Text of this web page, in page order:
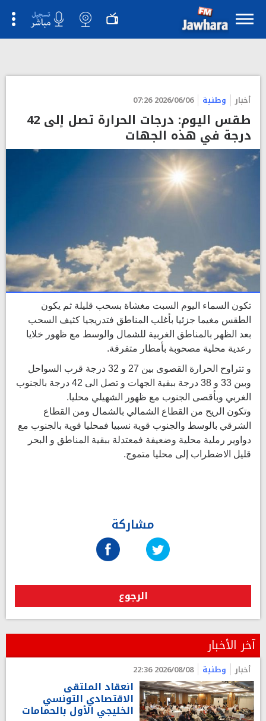
أخبار وطنية 2026/06/06 07:26
طقس اليوم: درجات الحرارة تصل إلى 42
درجة في هذه الجهات
تكون السماء اليوم السبت مغشاة بسحب قليلة ثم يكون
الطقس مغيما جزئيا بأغلب المناطق فتدريجيا كثيف السحب
بعد الظهر بالمناطق الغربية للشمال والوسط مع ظهور خلايا
رعدية محلية مصحوبة بأمطار متفرقة.
و تتراوح الحرارة القصوى بين 27 و 32 درجة قرب السواحل
وبين 33 و 38 درجة ببقية الجهات و تصل الى 42 درجة بالجنوب
الغربي وبأقصى الجنوب مع ظهور الشهيلي محليا.
وتكون الريح من القطاع الشمالي بالشمال ومن القطاع
الشرقي بالوسط والجنوب قوية نسبيا فمحليا قوية بالجنوب مع
دواوير رملية محلية وضعيفة فمعتدلة ببقية المناطق و البحر
قليل الاضطراب إلى محليا متموج.
مشاركة
الرجوع
آخر الأخبار
أخبار وطنية 2026/08/08 22:36
انعقاد الملتقى
الاقتصادي التونسي
الخليجي الأول بالحمامات